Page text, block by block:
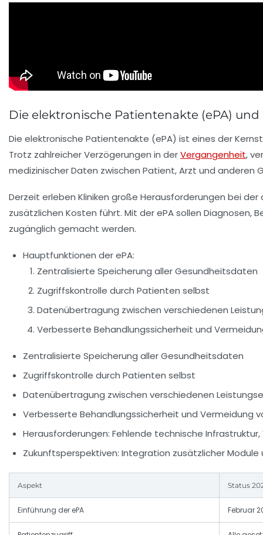
Die elektronische Patientenakte (ePA)
Die elektronische Patientenakte (ePA) ist eines der
Trotz zahlreicher Verzögerungen in derVergangenheit,
medizinischer Daten zwischen Patient, Arzt und anderen
Derzeit erleben Kliniken große Herausforderungen bei
zusätzlichen Kosten führt. Mit der ePA sollen
zugänglich gemacht werden.
Hauptfunktionen der ePA:
Zentralisierte Speicherung aller Gesundheitsdaten
Zugriffskontrolle durch Patienten selbst
Datenübertragung zwischen verschiedenen
Verbesserte Behandlungssicherheit und
Zentralisierte Speicherung aller Gesundheitsdaten
Zugriffskontrolle durch Patienten selbst
Datenübertragung zwischen verschiedenen
Verbesserte Behandlungssicherheit und Vermeidung
Herausforderungen: Fehlende technische
Zukunftsperspektiven: Integration zusätzlicher Module
Aspekt Status
Einführung der ePA Februar